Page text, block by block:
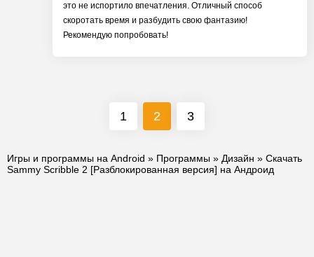
это не испортило впечатления. Отличный способ
скоротать время и разбудить свою фантазию!
Рекомендую попробовать!
1 2 3
Игры и программы на Android » Программы » Дизайн » Скачать
Sammy Scribble 2 [Разблокированная версия] на Андроид